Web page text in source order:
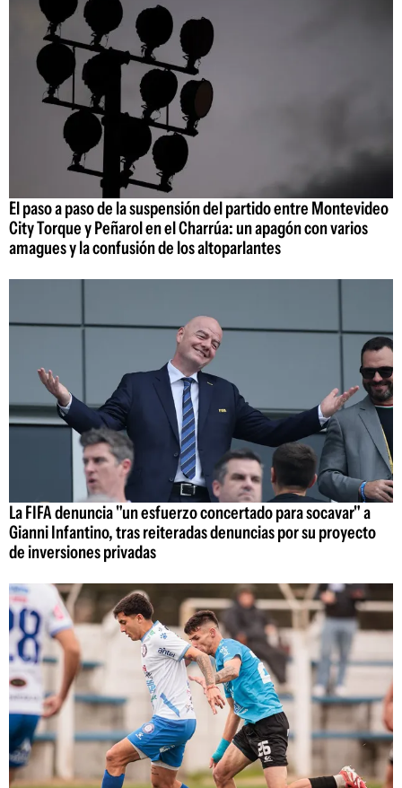
El paso a paso de la suspensión del partido entre Montevideo
City Torque y Peñarol en el Charrúa: un apagón con varios
amagues y la confusión de los altoparlantes
La FIFA denuncia "un esfuerzo concertado para socavar" a
Gianni Infantino, tras reiteradas denuncias por su proyecto
de inversiones privadas